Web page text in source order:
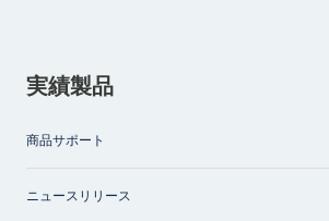
実績製品
商品サポート
ニュースリリース